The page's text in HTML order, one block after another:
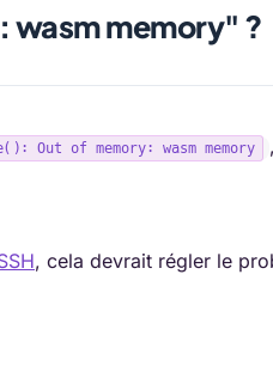
wasm memory" ?
Out of memory: wasm memory
, cela devrait régler le